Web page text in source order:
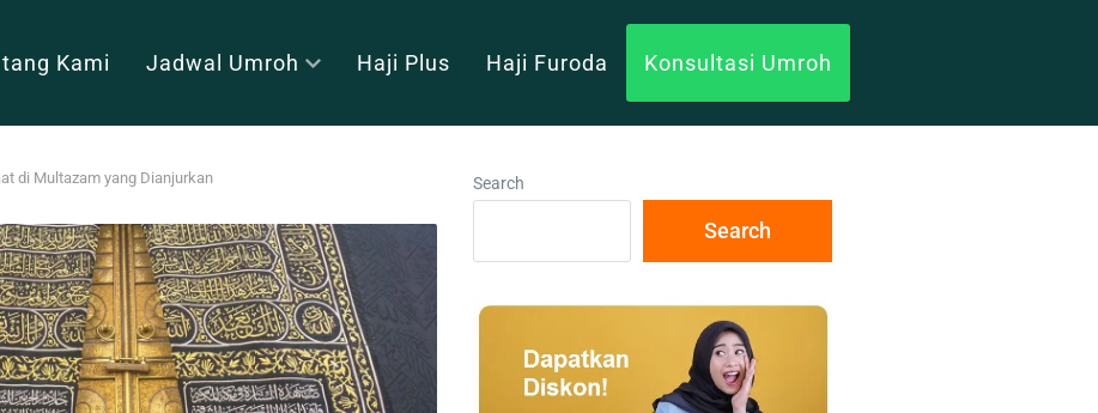
Kami Jadwal Umroh Haji Plus Haji Furoda Konsultasi Umroh
di Multazam yang Dianjurkan Search
Search